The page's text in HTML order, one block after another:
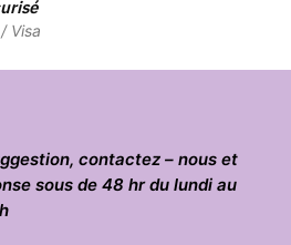
Visa
contactez – nous et
sous de 48 hr du lundi au